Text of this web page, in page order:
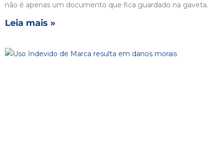
não é apenas um documento que fica guardado na gaveta.
Leia mais »